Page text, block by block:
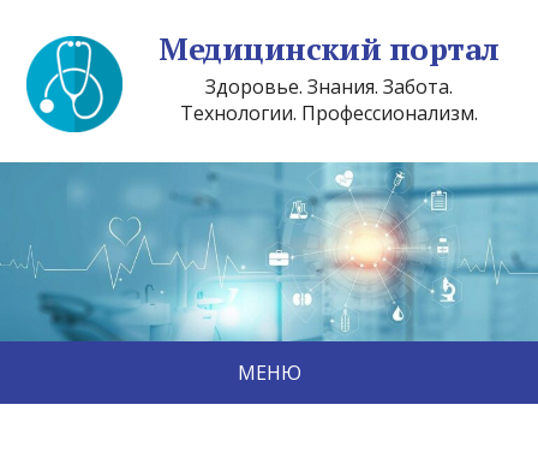
Медицинский портал
Здоровье. Знания. Забота.
Технологии. Профессионализм.
МЕНЮ